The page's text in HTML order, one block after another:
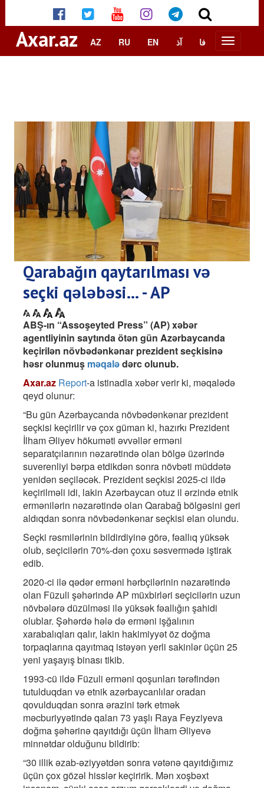
Axar.az AZ RU EN آذ فا
Qarabağın qaytarılması və
seçki qələbəsi... - AP
ABŞ-ın “Assoşeyted Press” (AP) xəbər
agentliyinin saytında ötən gün Azərbaycanda
keçirilən növbədənkənar prezident seçkisinə
həsr olunmuş məqalədərc olunub.
Axar.az Report-a istinadla xəbər verir ki, məqalədə
qeyd olunur:
“Bu gün Azərbaycanda növbədənkənar prezident
seçkisi keçirilir və çox güman ki, hazırkı Prezident
İlham Əliyev hökuməti əvvəllər erməni
separatçılarının nəzarətində olan bölgə üzərində
suverenliyi bərpa etdikdən sonra növbəti müddətə
yenidən seçiləcək. Prezident seçkisi 2025-ci ildə
keçirilməli idi, lakin Azərbaycan otuz il ərzində etnik
ermənilərin nəzarətində olan Qarabağ bölgəsini geri
aldıqdan sonra növbədənkənar seçkisi elan olundu.
Seçki rəsmilərinin bildirdiyinə görə, fəallıq yüksək
olub, seçicilərin 70%-dən çoxu səsvermədə iştirak
edib.
2020-ci ilə qədər erməni hərbçilərinin nəzarətində
olan Füzuli şəhərində AP müxbirləri seçicilərin uzun
növbələrə düzülməsi ilə yüksək fəallığın şahidi
olublar. Şəhərdə hələ də erməni işğalının
xarabalıqları qalır, lakin hakimiyyət öz doğma
torpaqlarına qayıtmaq istəyən yerli sakinlər üçün 25
yeni yaşayış binası tikib.
1993-cü ildə Füzuli erməni qoşunları tərəfindən
tutulduqdan və etnik azərbaycanlılar oradan
qovulduqdan sonra ərazini tərk etmək
məcburiyyətində qalan 73 yaşlı Raya Feyziyeva
doğma şəhərinə qayıtdığı üçün İlham Əliyevə
minnətdar olduğunu bildirib:
“30 illik əzab-əziyyətdən sonra vətənə qayıtdığımız
üçün çox gözəl hisslər keçiririk. Mən xoşbəxt